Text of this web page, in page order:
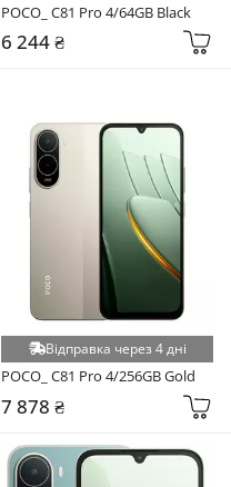
POCO_ C81 Pro 4/64GB Black
6 244 ₴
Відправка через 4 дні
POCO_ C81 Pro 4/256GB Gold
7 878 ₴